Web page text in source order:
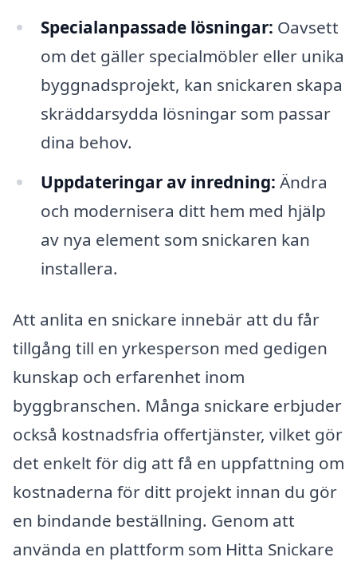
Specialanpassade lösningar: Oavsett
om det gäller specialmöbler eller unika
byggnadsprojekt, kan snickaren skapa
skräddarsydda lösningar som passar
dina behov.
Uppdateringar av inredning: Ändra
och modernisera ditt hem med hjälp
av nya element som snickaren kan
installera.
Att anlita en snickare innebär att du får
tillgång till en yrkesperson med gedigen
kunskap och erfarenhet inom
byggbranschen. Många snickare erbjuder
också kostnadsfria offertjänster, vilket gör
det enkelt för dig att få en uppfattning om
kostnaderna för ditt projekt innan du gör
en bindande beställning. Genom att
använda en plattform som Hitta Snickare